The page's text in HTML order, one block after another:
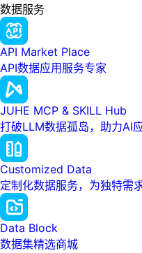
数据服务
API Market Place
API数据应用服务专家
JUHE MCP & SKILL Hub
打破LLM数据孤岛，助力AI
Customized Data
定制化数据服务，为独特需
Data Block
数据集精选商城